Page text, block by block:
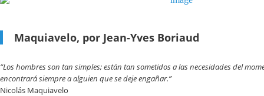
Maquiavelo, por Jean-Yves Boriaud
“Los hombres son tan simples; están tan sometidos a las necesidades del
encontrará siempre a alguien que se deje engañar.”
Nicolás Maquiavelo